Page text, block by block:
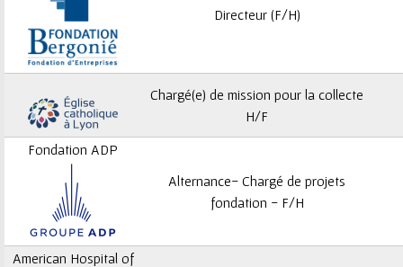
Directeur (F/H)
Chargé(e) de mission pour la collecte
H/F
Fondation ADP
Alternance- Chargé de projets
fondation - F/H
American Hospital of